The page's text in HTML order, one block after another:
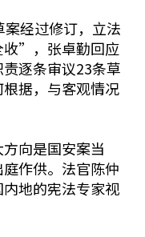
经过修订，立法
”，张卓勤回应
逐条审议23条草
据，与客观情况
向是国安案当
作供。法官陈仲
地的宪法专家视